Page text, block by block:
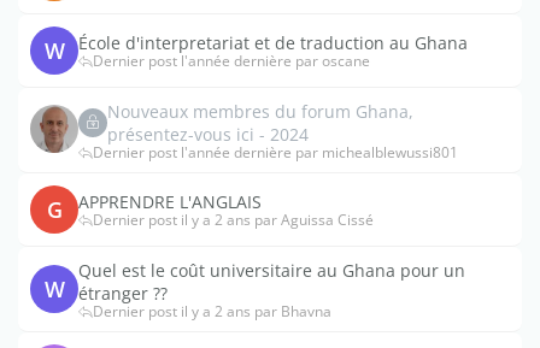
W École d'interpretariat et de traduction au Ghana
Dernier post l'année dernière par oscane
Nouveaux membres du forum Ghana,
présentez-vous ici - 2024
Dernier post l'année dernière par michealblewussi801
G APPRENDRE L'ANGLAIS
Dernier post il y a 2 ans par Aguissa Cissé
W
Quel est le coût universitaire au Ghana pour un
étranger ??
Dernier post il y a 2 ans par Bhavna